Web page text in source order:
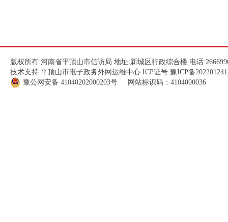
版权所有:河南省平顶山市信访局 地址:新城区行政综合楼 电话
技术支持:平顶山市电子政务外网运维中心 ICP证号:豫ICP备
豫公网安备 41040202000203号 网站标识码：4104000036